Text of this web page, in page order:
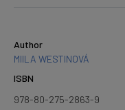
Author
MIILA WESTINOVÁ
ISBN
978-80-275-2863-9